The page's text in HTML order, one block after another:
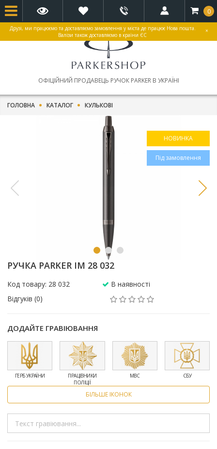
Друзі, ми працюємо та доставляємо замовлення у міста де працює Нова пошта.
Валізи також доставляємо в країни ЄС
×
ОФІЦІЙНИЙ ПРОДАВЕЦЬ РУЧОК PARKER В УКРАЇНІ
0
ГОЛОВНА КАТАЛОГ КУЛЬКОВІ
НОВИНКА
Під замовлення
РУЧКА PARKER IM 28 032
Код товару: 28 032
В наявності
Відгуків (0)
ДОДАЙТЕ ГРАВІЮВАННЯ
ГЕРБ УКРАЇНИ
ПРАЦІВНИКИ
ПОЛІЦІЇ
МВС СБУ
БІЛЬШЕ ІКОНОК